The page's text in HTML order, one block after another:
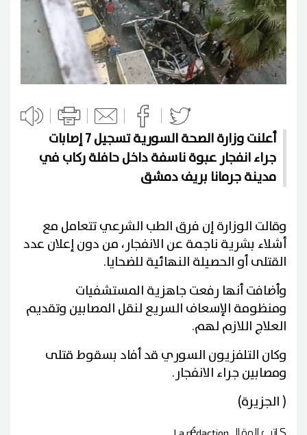
أعلنت وزارة الصحة السورية تسجيل 7 إصابات
جراء انفجار عبوة ناسفة داخل حافلة ركاب في
مدينة جرمانا بريف دمشق
وقالت الوزارة إن فرق الطب الشرعي تتعامل مع
أشلاء بشرية ناجمة عن الانفجار، من دون إعلان عدد
القتلى أو الحصيلة النهائية للضحايا.
وأضافت أنها رفعت جاهزية المستشفيات
ومنظومة الإسعاف السريع لنقل المصابين وتقديم
العلاج اللازم لهم.
وكان التلفزيون السوري قد أفاد بسقوط قتلى
ومصابين جراء الانفجار.
( الجزيرة)